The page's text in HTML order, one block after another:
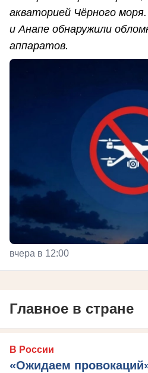
акваторией Чёрного
и Анапе обнаружили
аппаратов.
вчера в 12:00
Главное в стране
В России
«Ожидаем